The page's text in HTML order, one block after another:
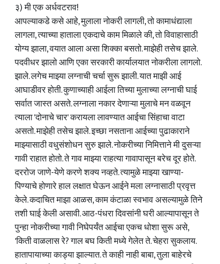
३) मी एक अर्धवटराव!
आपल्याकडे कसे आहे, मुलाला नोकरी लागली, तो कामाधंद्याला
लागला, त्याच्या हाताला एकदाचे काम मिळाले की, तो विवाहासाठी
योग्य झाला, वयात आला असा शिक्का बसतो. माझेही तसेच झाले.
पदवीधर झालो आणि एका सरकारी कार्यालयात नोकरीला लागलो.
झाले. लगेच माझ्या लग्नाची चर्चा सुरू झाली. यात माझी आई
आघाडीवर होती. कुणाच्याही आईला तिच्या मुलाच्या लग्नाची घाई
सर्वात जास्त असते. लग्नाला नकार देणाऱ्या मुलाचे मन वळवून
त्याला 'दोनाचे चार' करायला लावण्यात आईचा सिंहाचा वाटा
असतो. माझेही तसेच झाले. इच्छा नसताना आईच्या पुढाकाराने
माझ्यासाठी वधुसंशोधन सुरु झाले. नोकरीच्या निमित्ताने मी दुसऱ्या
गावी राहात होतो. ते गाव माझ्या राहत्या गावापासून बरेच दूर होते.
दररोज जाणे-येणे करणे शक्य नव्हते. त्यामुळे माझ्या खाण्या-
पिण्याचे होणारे हाल लक्षात घेऊन आईने मला लग्नासाठी प्रवृत्त
केले. कदाचित माझा आळस, काम कंटाळा स्वभाव असल्यामुळे तिने
तशी घाई केली असावी. आठ-पंधरा दिवसांनी घरी आल्यापासून ते
पुन्हा नोकरीच्या गावी निघेपर्यंत आईचा एकच धोशा सुरू असे,
'किती वाळलास रे? गाल बघ किती मध्ये गेलेत ते. चेहरा सुकलाय.
हातापायाच्या काड्या झाल्यात. ते काही नाही बाबा, तुला बाहेरचे